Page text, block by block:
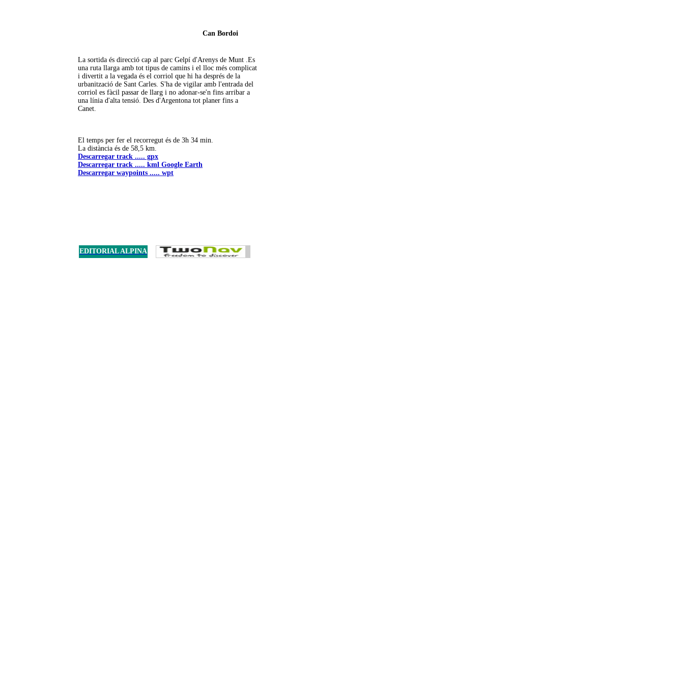
Can Bordoi
La sortida és direcció cap al parc Gelpí d'Arenys de Munt .Es
una ruta llarga amb tot tipus de camins i el lloc més complicat
i divertit a la vegada és el corriol que hi ha després de la
urbanització de Sant Carles. S'ha de vigilar amb l'entrada del
corriol es fàcil passar de llarg i no adonar-se'n fins arribar a
una línia d'alta tensió. Des d'Argentona tot planer fins a
Canet.
El temps per fer el recorregut és de 3h 34 min.
La distància és de 58,5 km.
Descarregar track ..... gpx
Descarregar track ..... kml Google Earth
Descarregar waypoints ..... wpt
EDITORIAL ALPINA